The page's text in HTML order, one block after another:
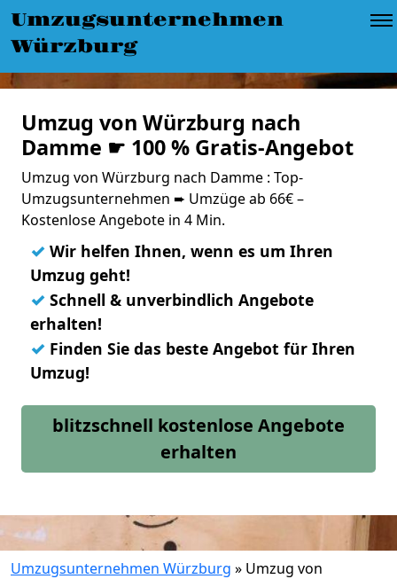
Umzugsunternehmen
Würzburg
Umzug von Würzburg nach
Damme ☛ 100 % Gratis-Angebot
Umzug von Würzburg nach Damme : Top-
Umzugsunternehmen ➨ Umzüge ab 66€ –
Kostenlose Angebote in 4 Min.
✓ Wir helfen Ihnen, wenn es um Ihren
Umzug geht!
✓ Schnell & unverbindlich Angebote
erhalten!
✓ Finden Sie das beste Angebot für Ihren
Umzug!
blitzschnell kostenlose Angebote
erhalten
Umzugsunternehmen Würzburg » Umzug von